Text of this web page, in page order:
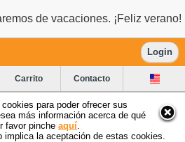
de vacaciones. ¡Feliz verano!
Login
Carrito Contacto
cookies para poder ofrecer sus
más información acerca de qué
favor pinche aquí
implica la aceptación de estas cookies.